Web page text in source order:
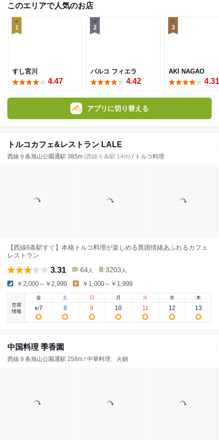
このエリアで人気のお店
1
すし宮川
4.47
2
パルコ フィエラ
4.42
3
AKI NAGAO
4.31
アプリに切り替える
トルコカフェ&レストラン LALE
西線９条旭山公園通駅 385m (西線６条駅 14m) / トルコ料理
【西線6条駅すぐ】本格トルコ料理が楽しめる異国情緒あふれるカフェ
レストラン
3.31 64 人 3203 人
￥2,000～￥2,999 ￥1,000～￥1,999
空席
情報
金
8/7
土
8
日
9
月
10
火
11
水
12
木
13
中国料理 季香園
西線９条旭山公園通駅 258m / 中華料理、火鍋